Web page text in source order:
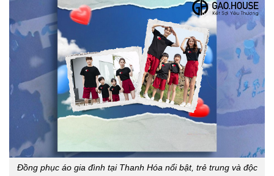
Đồng phục áo gia đình tại Thanh Hóa nổi bật, trẻ trung và độc